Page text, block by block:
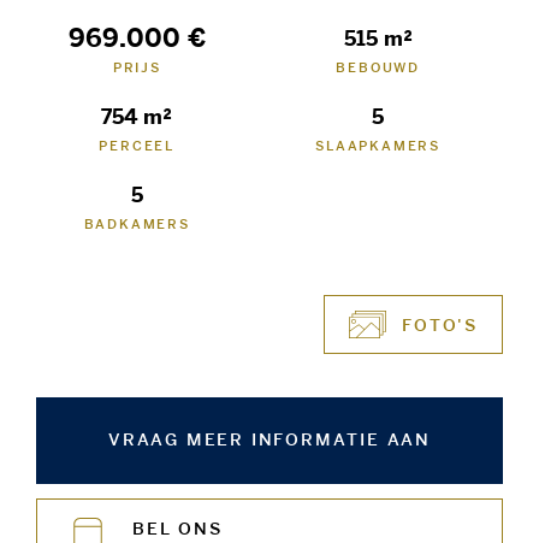
969.000 €
PRIJS
515 m²
BEBOUWD
754 m²
PERCEEL
5
SLAAPKAMERS
5
BADKAMERS
FOTO'S
VRAAG MEER INFORMATIE AAN
BEL ONS